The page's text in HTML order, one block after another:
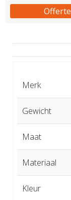
Offerte
Merk
Gewicht
Maat
Materiaal
Kleur